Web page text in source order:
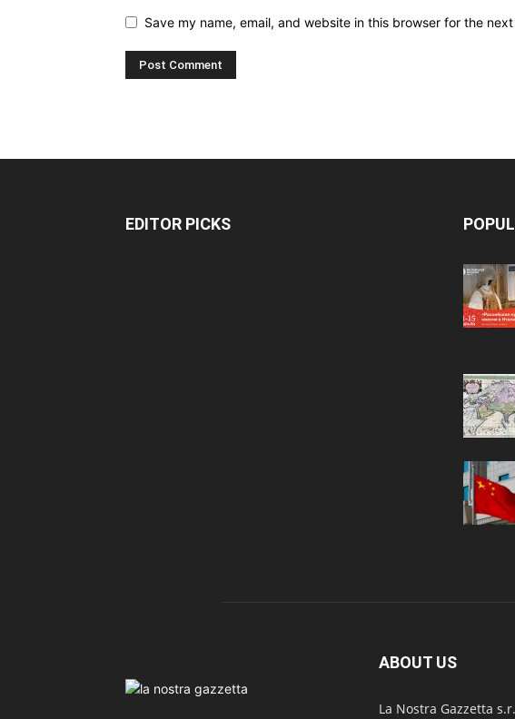
Save my name, email, and website in this browser for the
EDITOR PICKS
ABOUT US
La Nostra Gazzetta